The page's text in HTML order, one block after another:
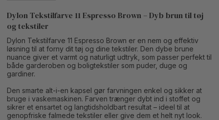
Dylon Tekstilfarve 11 Espresso Brown – Dyb brun til tøj
og tekstiler
Dylon Tekstilfarve 11 Espresso Brown er en nem og effektiv
løsning til at forny dit tøj og dine tekstiler. Den dybe brune
nuance giver et varmt og naturligt udtryk, som passer perfekt til
både garderoben og boligtekstiler som puder, duge og
gardiner.
Den smarte alt-i-en kapsel gør farvningen enkel og sikker at
bruge i vaskemaskinen. Farven trænger dybt ind i stoffet og
sikrer et ensartet og langtidsholdbart resultat – ideel til at
genopfriske falmede tekstiler eller give dem et helt nyt look.